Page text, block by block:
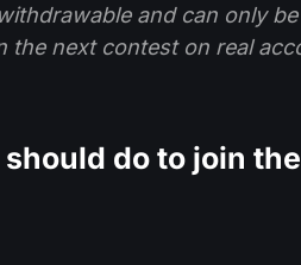
and can only
the next contest on real
do to join